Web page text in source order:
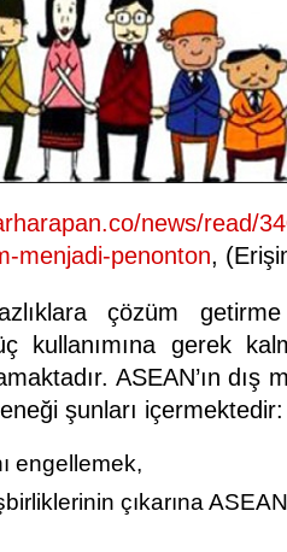
news/read/
menjadi-penonton,
çözüm
kullanımına gerek
ASEAN’ın
şunları içermektedir:
engellemek,
çıkarına